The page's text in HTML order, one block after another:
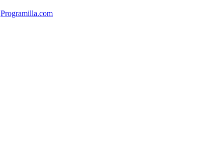
Programilla.com